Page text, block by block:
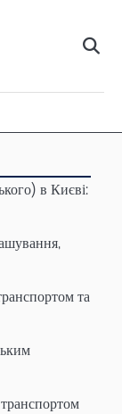
в Києві:
та